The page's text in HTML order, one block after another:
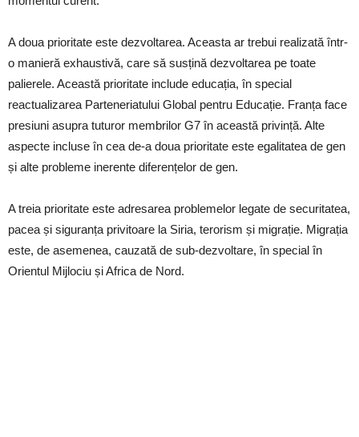
A doua prioritate este dezvoltarea. Aceasta ar trebui realizată într-
o manieră exhaustivă, care să susțină dezvoltarea pe toate
palierele. Această prioritate include educația, în special
reactualizarea Parteneriatului Global pentru Educație. Franța face
presiuni asupra tuturor membrilor G7 în această privință. Alte
aspecte incluse în cea de-a doua prioritate este egalitatea de gen
și alte probleme inerente diferențelor de gen.
A treia prioritate este adresarea problemelor legate de securitatea,
pacea și siguranța privitoare la Siria, terorism și migrație. Migrația
este, de asemenea, cauzată de sub-dezvoltare, în special în
Orientul Mijlociu și Africa de Nord.